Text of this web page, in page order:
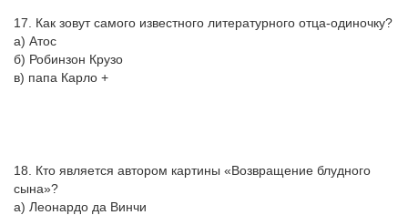
17. Как зовут самого известного литературного отца-одиночку?
а) Атос
б) Робинзон Крузо
в) папа Карло +
18. Кто является автором картины «Возвращение блудного
сына»?
а) Леонардо да Винчи